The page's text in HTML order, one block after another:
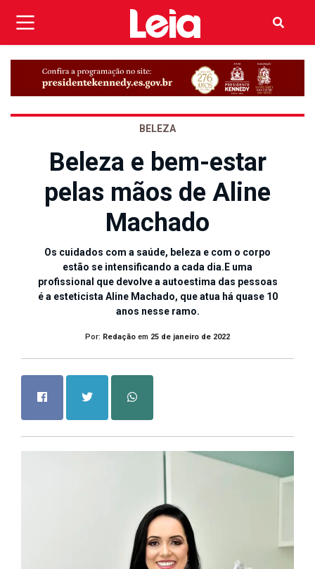
BELEZA
Beleza e bem-estar
pelas mãos de Aline
Machado
Os cuidados com a saúde, beleza e com o corpo
estão se intensificando a cada dia.E uma
profissional que devolve a autoestima das pessoas
é a esteticista Aline Machado, que atua há quase 10
anos nesse ramo.
Por: Redação em 25 de janeiro de 2022